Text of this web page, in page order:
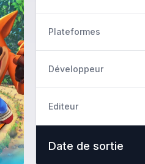
Plateformes
Développeur
Editeur
Date de sortie